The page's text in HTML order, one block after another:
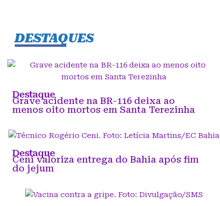
DESTAQUES
Destaque
Grave acidente na BR-116 deixa ao
menos oito mortos em Santa Terezinha
Destaque
Ceni valoriza entrega do Bahia após fim
do jejum